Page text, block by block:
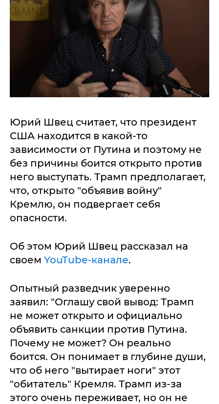
Юрий Швец считает, что президент
США находится в какой-то
зависимости от Путина и поэтому не
без причины боится открыто против
него выступать. Трамп предполагает,
что, открыто "объявив войну"
Кремлю, он подвергает себя
опасности.
Об этом Юрий Швец рассказал на
своем YouTube-канале.
Опытный разведчик уверенно
заявил: "Оглашу свой вывод: Трамп
не может открыто и официально
объявить санкции против Путина.
Почему не может? Он реально
боится. Он понимает в глубине души,
что об него "вытирает ноги" этот
"обитатель" Кремля. Трамп из-за
этого очень переживает, но он не